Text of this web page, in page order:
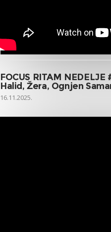
FOCUS RITAM
Halid, Žera, Ognjen
16.11.2025.